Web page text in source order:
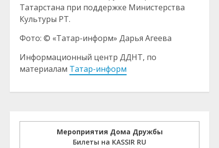
Татарстана при поддержке Министерства
Культуры РТ.
Фото: © «Татар-информ» Дарья Агеева
Информационный центр ДДНТ, по
материалам Татар-информ
Мероприятия Дома Дружбы
Билеты на KASSIR RU